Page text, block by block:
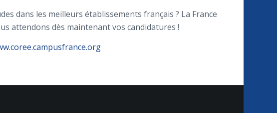
dans les meilleurs établissements français ? La France
attendons dès maintenant vos candidatures !